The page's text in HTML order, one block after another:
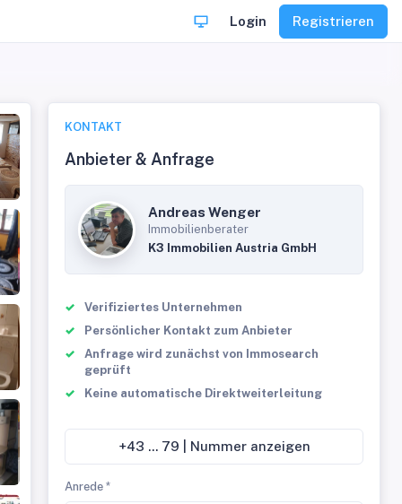
Login Registrieren
KONTAKT
Anbieter & Anfrage
Andreas Wenger
Immobilienberater
K3 Immobilien Austria GmbH
Verifiziertes Unternehmen
Persönlicher Kontakt zum Anbieter
Anfrage wird zunächst von Immosearch
geprüft
Keine automatische Direktweiterleitung
+43 ... 79 | Nummer anzeigen
Anrede *